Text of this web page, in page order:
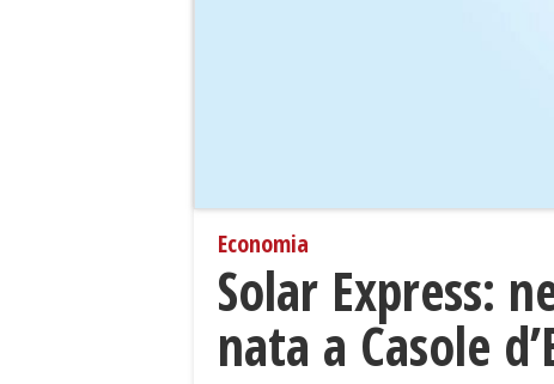
Economia
Solar Express:
nata a Casole